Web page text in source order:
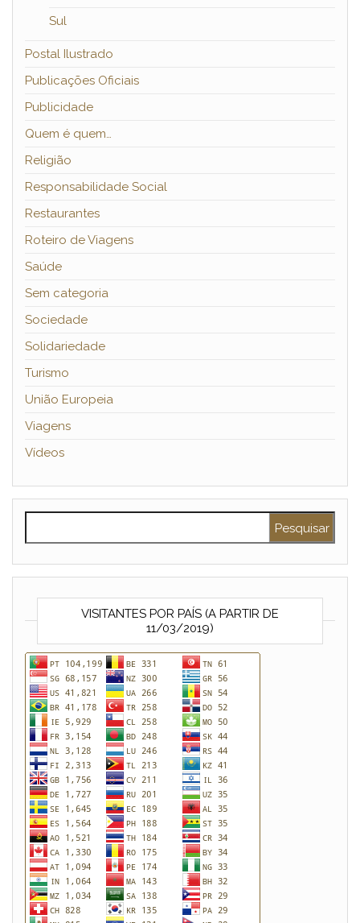
Sul
Postal Ilustrado
Publicações Oficiais
Publicidade
Quem é quem…
Religião
Responsabilidade Social
Restaurantes
Roteiro de Viagens
Saúde
Sem categoria
Sociedade
Solidariedade
Turismo
União Europeia
Viagens
Vídeos
VISITANTES POR PAÍS (A PARTIR DE
11/03/2019)